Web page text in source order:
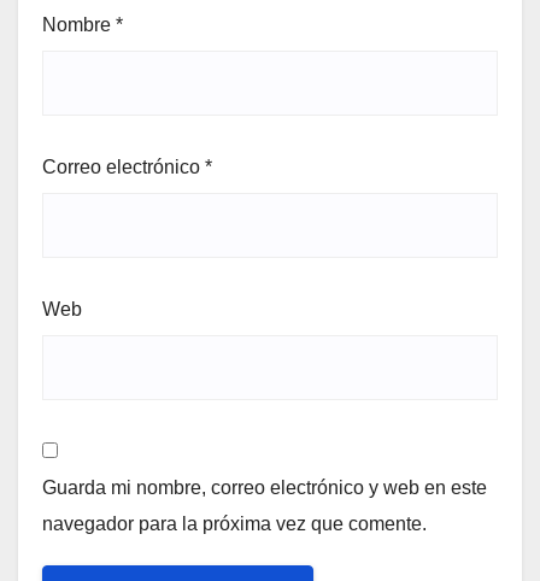
Nombre *
Correo electrónico *
Web
Guarda mi nombre, correo electrónico y web en este
navegador para la próxima vez que comente.